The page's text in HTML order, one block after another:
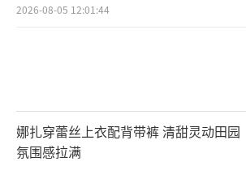
2026-08-05 12:01:44
娜扎穿蕾丝上衣配背带裤 清甜灵动田园
氛围感拉满